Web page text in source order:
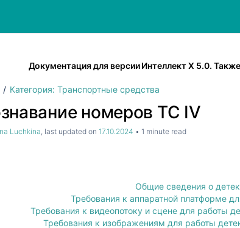
Документация для версии Интеллект Х 5.0.
Категория: Транспортные средства
номеров ТС IV
Luchkina , last updated on 17.10.2024 1 minute read
Общие сведения о
Требования к аппаратной платформе
Требования к видеопотоку и сцене для работы
Требования к изображениям для работы